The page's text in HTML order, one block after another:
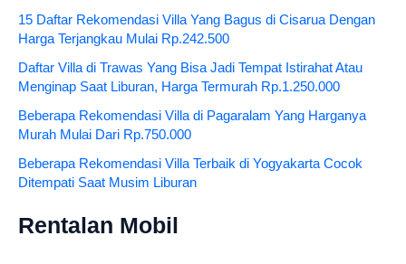
15 Daftar Rekomendasi Villa Yang Bagus di Cisarua Dengan
Harga Terjangkau Mulai Rp.242.500
Daftar Villa di Trawas Yang Bisa Jadi Tempat Istirahat Atau
Menginap Saat Liburan, Harga Termurah Rp.1.250.000
Beberapa Rekomendasi Villa di Pagaralam Yang Harganya
Murah Mulai Dari Rp.750.000
Beberapa Rekomendasi Villa Terbaik di Yogyakarta Cocok
Ditempati Saat Musim Liburan
Rentalan Mobil